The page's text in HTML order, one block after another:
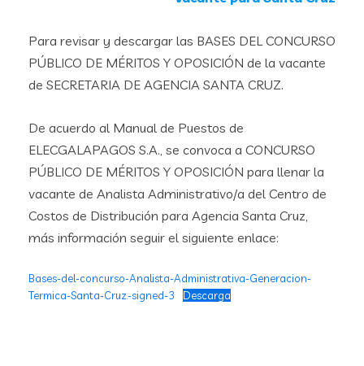
Para revisar y descargar las BASES DEL CONCURSO
PÚBLICO DE MÉRITOS Y OPOSICIÓN de la vacante
de SECRETARIA DE AGENCIA SANTA CRUZ.
De acuerdo al Manual de Puestos de
ELECGALAPAGOS S.A., se convoca a CONCURSO
PÚBLICO DE MÉRITOS Y OPOSICIÓN para llenar la
vacante de Analista Administrativo/a del Centro de
Costos de Distribución para Agencia Santa Cruz,
más información seguir el siguiente enlace:
Bases-del-concurso-Analista-Administrativa-Generacion-
Termica-Santa-Cruz.-signed-3
Descarga